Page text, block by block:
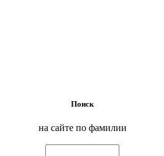
Поиск
на сайте по фамилии